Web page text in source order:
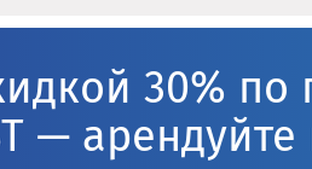
30%
— арендуйте